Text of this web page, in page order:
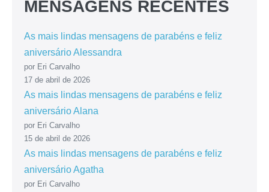
MENSAGENS RECENTES
As mais lindas mensagens de parabéns e feliz
aniversário Alessandra
por Eri Carvalho
17 de abril de 2026
As mais lindas mensagens de parabéns e feliz
aniversário Alana
por Eri Carvalho
15 de abril de 2026
As mais lindas mensagens de parabéns e feliz
aniversário Agatha
por Eri Carvalho